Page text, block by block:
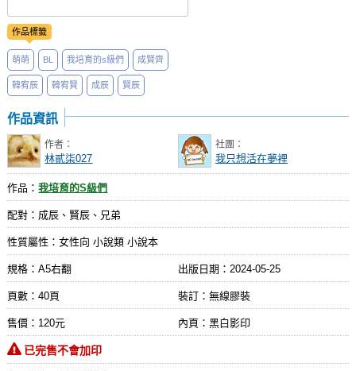
作品標籤
萌萌 BL 我培育的s級們 成賢齊
韓宥辰 韓宥賢 成辰 賢辰
作品資訊
作者：
林貳柒027
社團：
我只想活在夢裡
作品：我培育的S級們
配對：成辰、賢辰、兄弟
性質屬性：女性向 小說類 小說本
規格：A5右翻 出版日期： 2024-05-25
頁數：40頁 裝訂：無線膠裝
售價：120元 內頁：黑白影印
已完售不會加印